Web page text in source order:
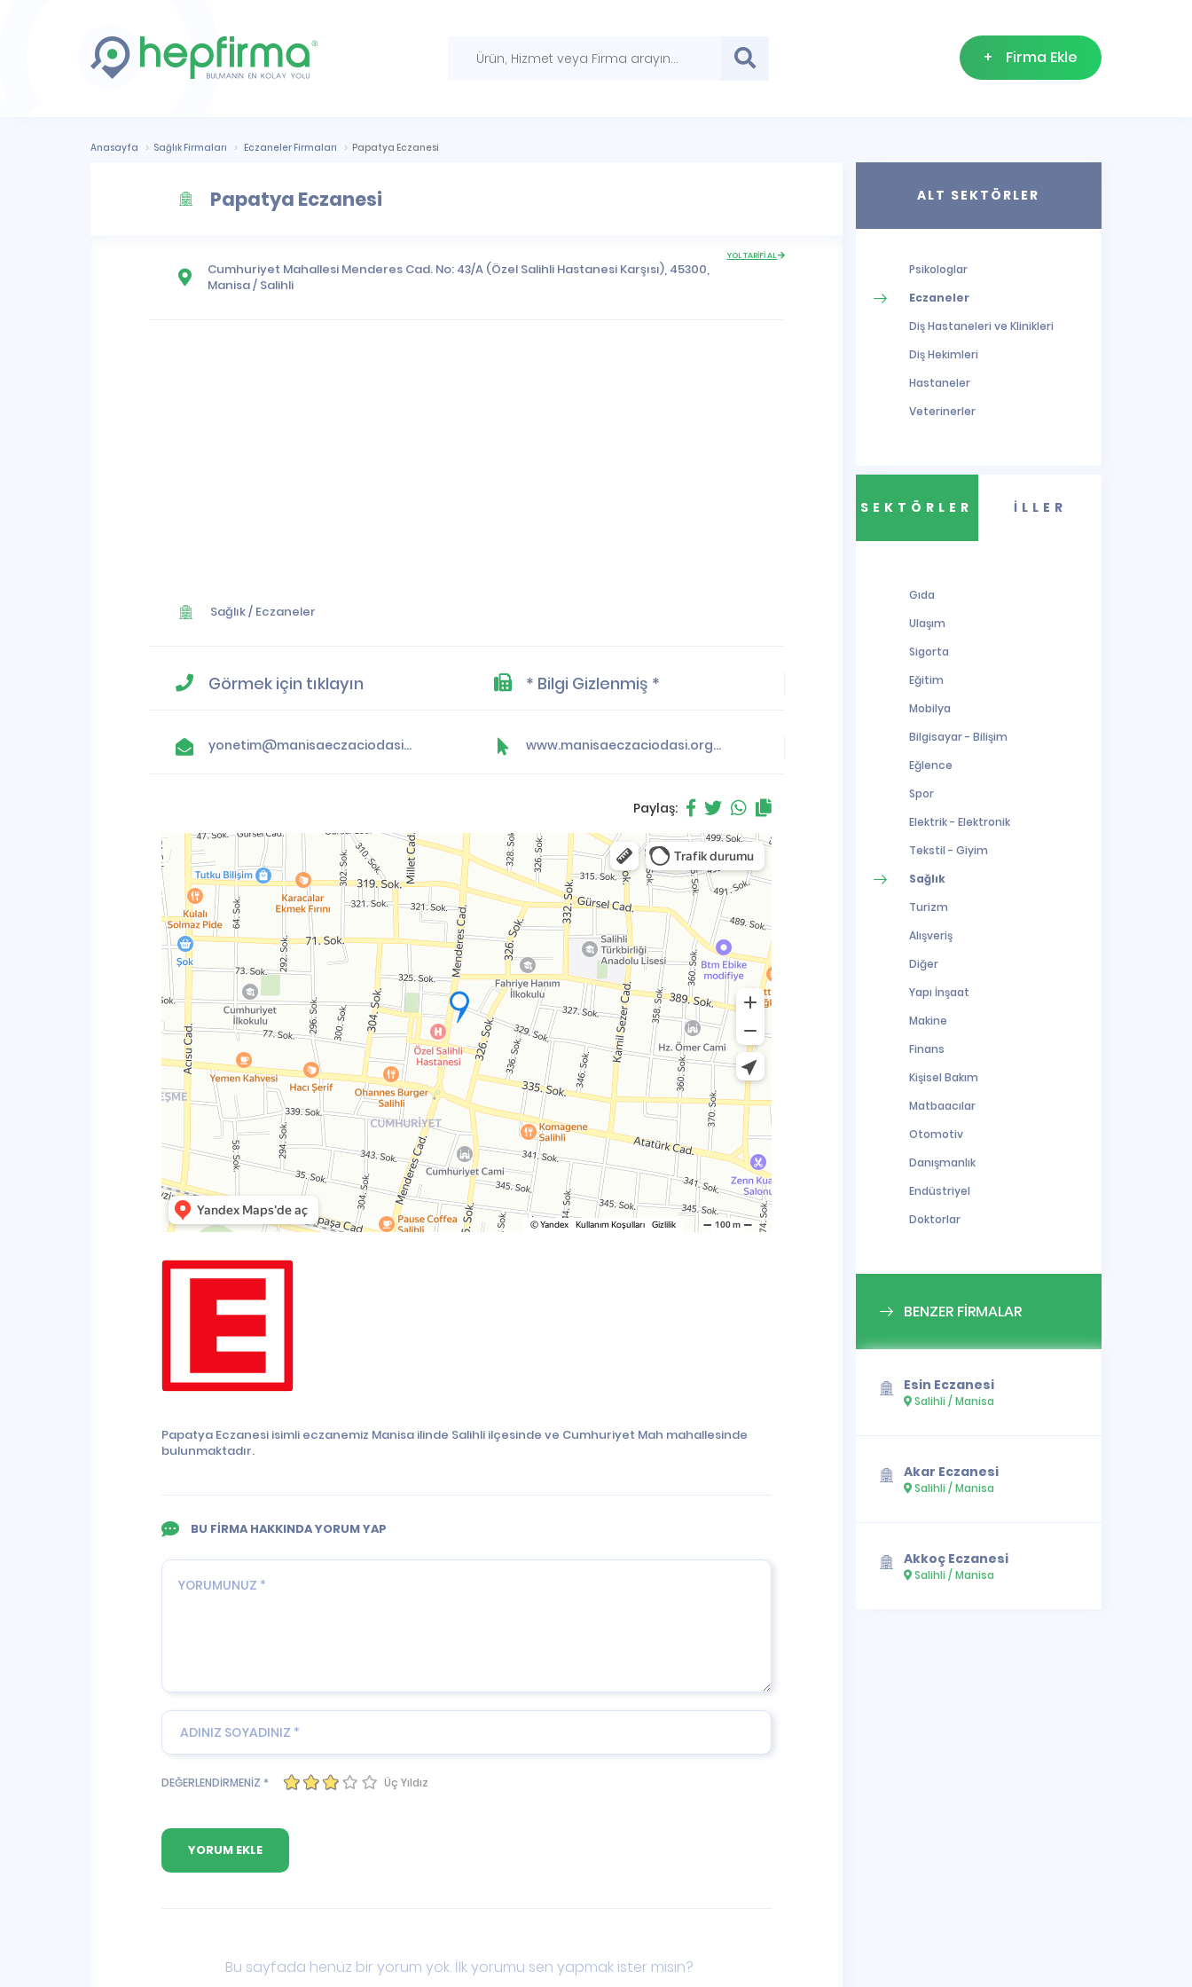
+ Firma Ekle
Anasayfa Sağlık Firmaları Eczaneler Firmaları Papatya Eczanesi
Papatya Eczanesi
Cumhuriyet Mahallesi Menderes Cad. No: 43/A (Özel Salihli Hastanesi Karşısı), 45300,
Manisa/ Salihli
YOL TARİFİ AL
Sağlık/ Eczaneler
Görmek için tıklayın * Bilgi Gizlenmiş *
yonetim@manisaeczaciodasi.org.tr www.manisaeczaciodasi.org.tr
Paylaş:
Papatya Eczanesi isimli eczanemiz Manisa ilinde Salihli ilçesinde ve Cumhuriyet Mah mahallesinde
bulunmaktadır.
BU FİRMA HAKKINDA YORUM YAP
DEĞERLENDİRMENİZ * Üç Yıldız
Bu sayfada henüz bir yorum yok. İlk yorumu sen yapmak ister misin?
ALT SEKTÖRLER
Psikologlar
Eczaneler
Diş Hastaneleri ve Klinikleri
Diş Hekimleri
Hastaneler
Veterinerler
SEKTÖRLER İLLER
Gıda
Ulaşım
Sigorta
Eğitim
Mobilya
Bilgisayar - Bilişim
Eğlence
Spor
Elektrik - Elektronik
Tekstil - Giyim
Sağlık
Turizm
Alışveriş
Diğer
Yapı İnşaat
Makine
Finans
Kişisel Bakım
Matbaacılar
Otomotiv
Danışmanlık
Endüstriyel
Doktorlar
BENZER FİRMALAR
Esin Eczanesi
Salihli / Manisa
Akar Eczanesi
Salihli / Manisa
Akkoç Eczanesi
Salihli / Manisa